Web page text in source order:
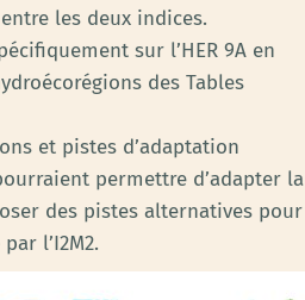
les deux indices.
sur l’HER 9A en
des Tables
et pistes d’adaptation
permettre d’adapter la
des pistes alternatives pour
l’I2M2.